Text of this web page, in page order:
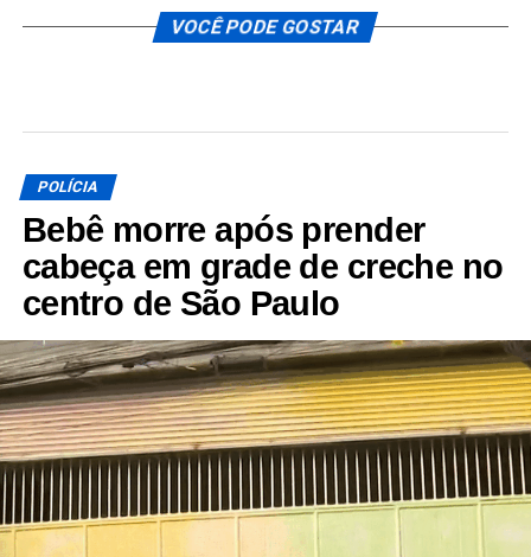
VOCÊ PODE GOSTAR
POLÍCIA
Bebê morre após prender
cabeça em grade de creche no
centro de São Paulo